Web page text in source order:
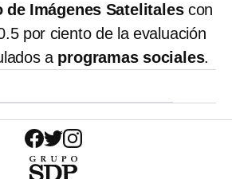
de Imágenes Satelitalescon
por ciento de la evaluación
a programas sociales.